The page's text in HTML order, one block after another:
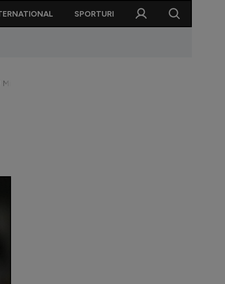
SPORTURI
Rădoi și-a dat acordul pentru transfer